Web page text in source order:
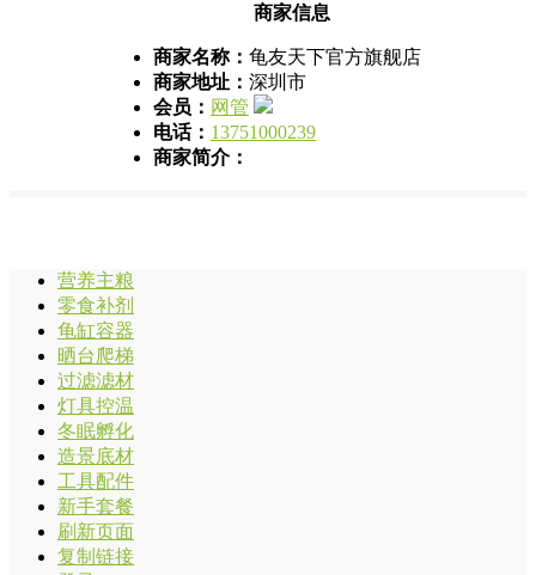
商家信息
商家名称： 龟友天下官方旗舰店
商家地址： 深圳市
会员： 网管
电话： 13751000239
商家简介：
营养主粮
零食补剂
龟缸容器
晒台爬梯
过滤滤材
灯具控温
冬眠孵化
造景底材
工具配件
新手套餐
刷新页面
复制链接